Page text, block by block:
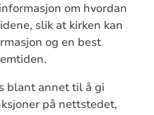
om hvordan
slik at kirken kan
og en best
blant annet til å gi
på nettstedet,